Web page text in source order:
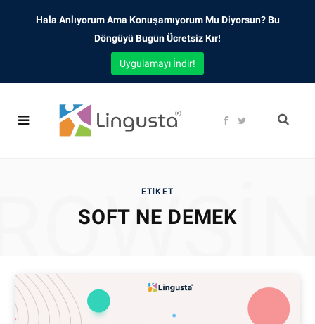
F
b
t
ETIKET
SOFT NE DEMEK
Hala Anlıyorum Ama Konuşamıyorum Mu Diyorsun? Bu
Döngüyü Bugün Ücretsiz Kır!
Uygulamayı İndir!